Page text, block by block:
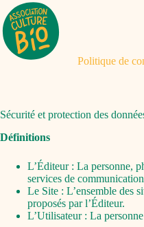
Passer
au
contenu
Politique de
Sécurité et protection des
Définitions
L’Éditeur : La personne,
services de
Le Site : L’ensemble des
proposés par l’Éditeur.
L’Utilisateur : La